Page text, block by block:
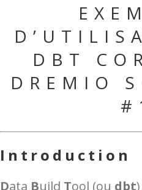
DBT
DREMIO
Introduction
Data Build Tool (ou dbt